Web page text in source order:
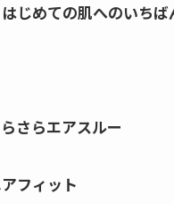
じめての肌へのいちば
さらエアスルー
フィット